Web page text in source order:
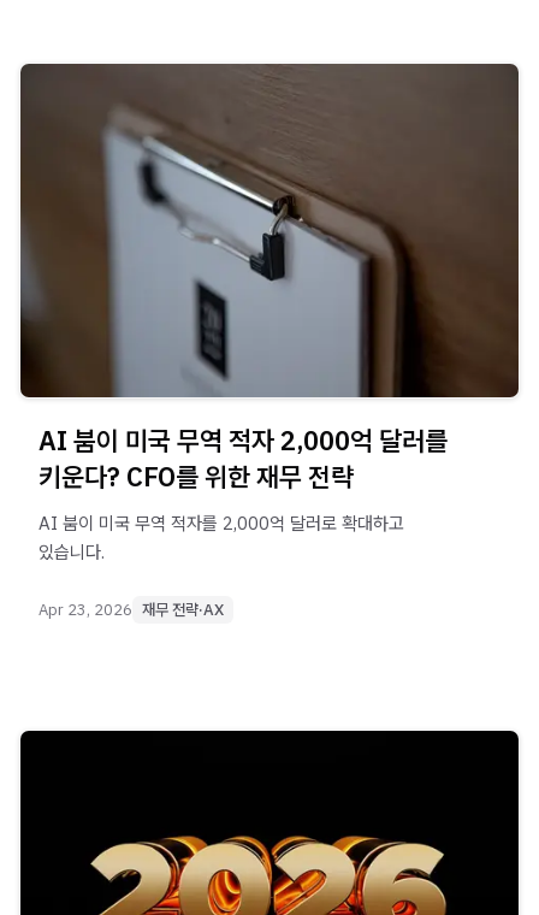
AI 붐이 미국 무역 적자 2,000억 달러를
키운다? CFO를 위한 재무 전략
AI 붐이 미국 무역 적자를 2,000억 달러로 확대하고
있습니다.
Apr 23, 2026 재무 전략·AX